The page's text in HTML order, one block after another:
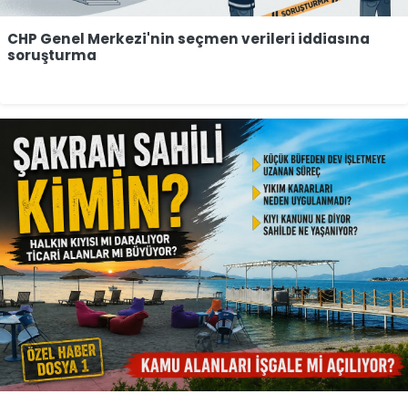
CHP Genel Merkezi'nin seçmen verileri iddiasına
soruşturma